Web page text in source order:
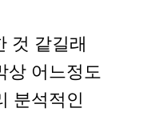
것 같길래
상 어느정도
분석적인